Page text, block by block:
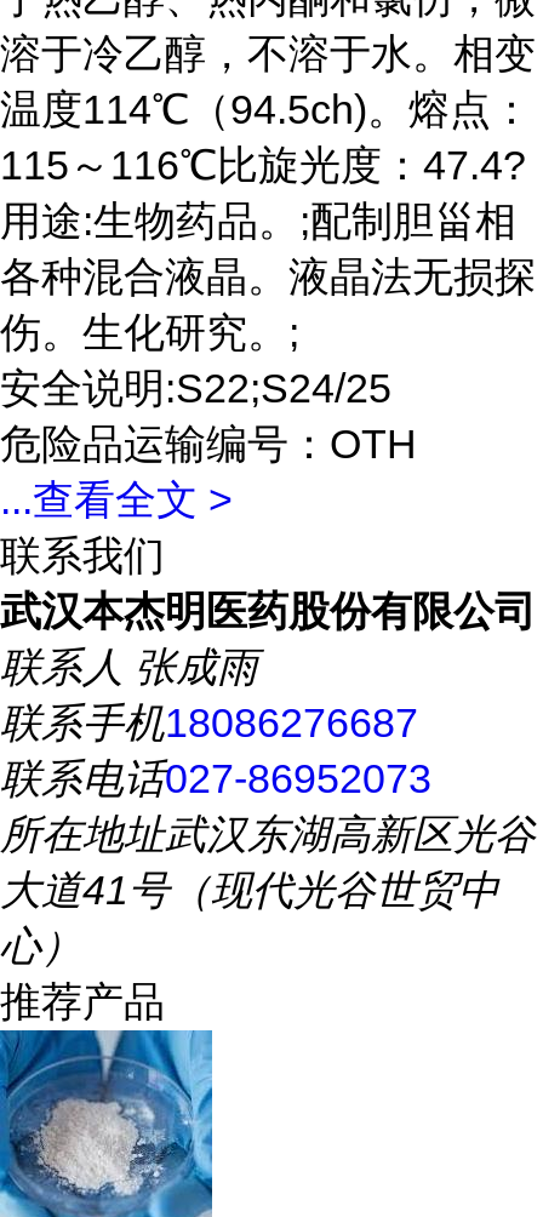
溶于冷乙醇，不溶于水。相变
温度114℃（94.5ch)。熔点：
115～116℃比旋光度：47.4?
用途:生物药品。;配制胆甾相
各种混合液晶。液晶法无损探
伤。生化研究。;
安全说明:S22;S24/25
危险品运输编号：OTH
...查看全文 >
联系我们
武汉本杰明医药股份有限公司
联系人 张成雨
联系手机18086276687
联系电话027-86952073
所在地址武汉东湖高新区光谷
大道41号（现代光谷世贸中
心）
推荐产品